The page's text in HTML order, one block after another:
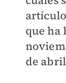
que ha
de